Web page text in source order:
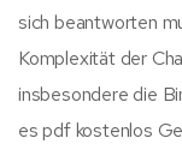
sich beantworten
Komplexität der
insbesondere die
es pdf kostenlos